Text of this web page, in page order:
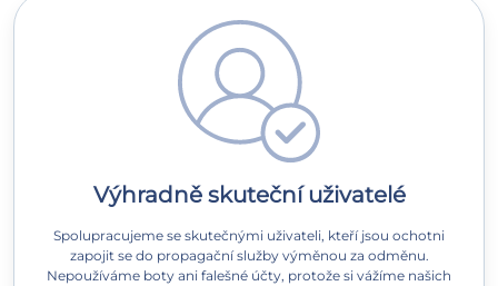
Výhradně skuteční uživatelé
Spolupracujeme se skutečnými uživateli, kteří jsou ochotni
zapojit se do propagační služby výměnou za odměnu.
Nepoužíváme boty ani falešné účty, protože si vážíme našich